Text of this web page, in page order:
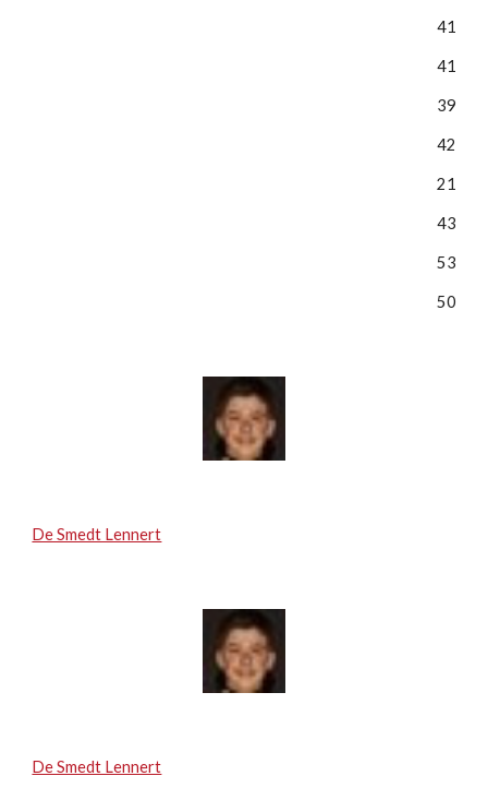
41
41
39
42
21
43
53
50
De Smedt Lennert
De Smedt Lennert